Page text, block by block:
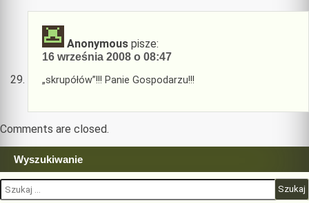
Anonymous pisze:
16 września 2008 o 08:47
„skrupółów”!!! Panie Gospodarzu!!!
Comments are closed.
Wyszukiwanie
Szukaj: